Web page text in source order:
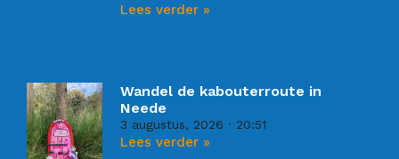
Lees verder »
Wandel de kabouterroute in
Neede
3 augustus, 2026 20:51
Lees verder »